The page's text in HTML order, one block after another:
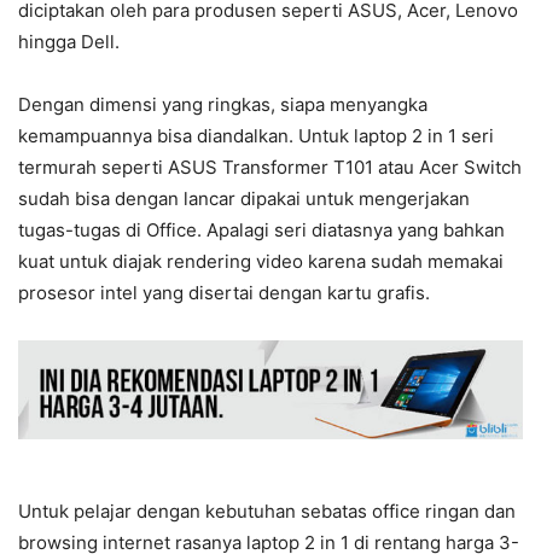
diciptakan oleh para produsen seperti ASUS, Acer, Lenovo
hingga Dell.
Dengan dimensi yang ringkas, siapa menyangka
kemampuannya bisa diandalkan. Untuk laptop 2 in 1 seri
termurah seperti ASUS Transformer T101 atau Acer Switch
sudah bisa dengan lancar dipakai untuk mengerjakan
tugas-tugas di Office. Apalagi seri diatasnya yang bahkan
kuat untuk diajak rendering video karena sudah memakai
prosesor intel yang disertai dengan kartu grafis.
Untuk pelajar dengan kebutuhan sebatas office ringan dan
browsing internet rasanya laptop 2 in 1 di rentang harga 3-